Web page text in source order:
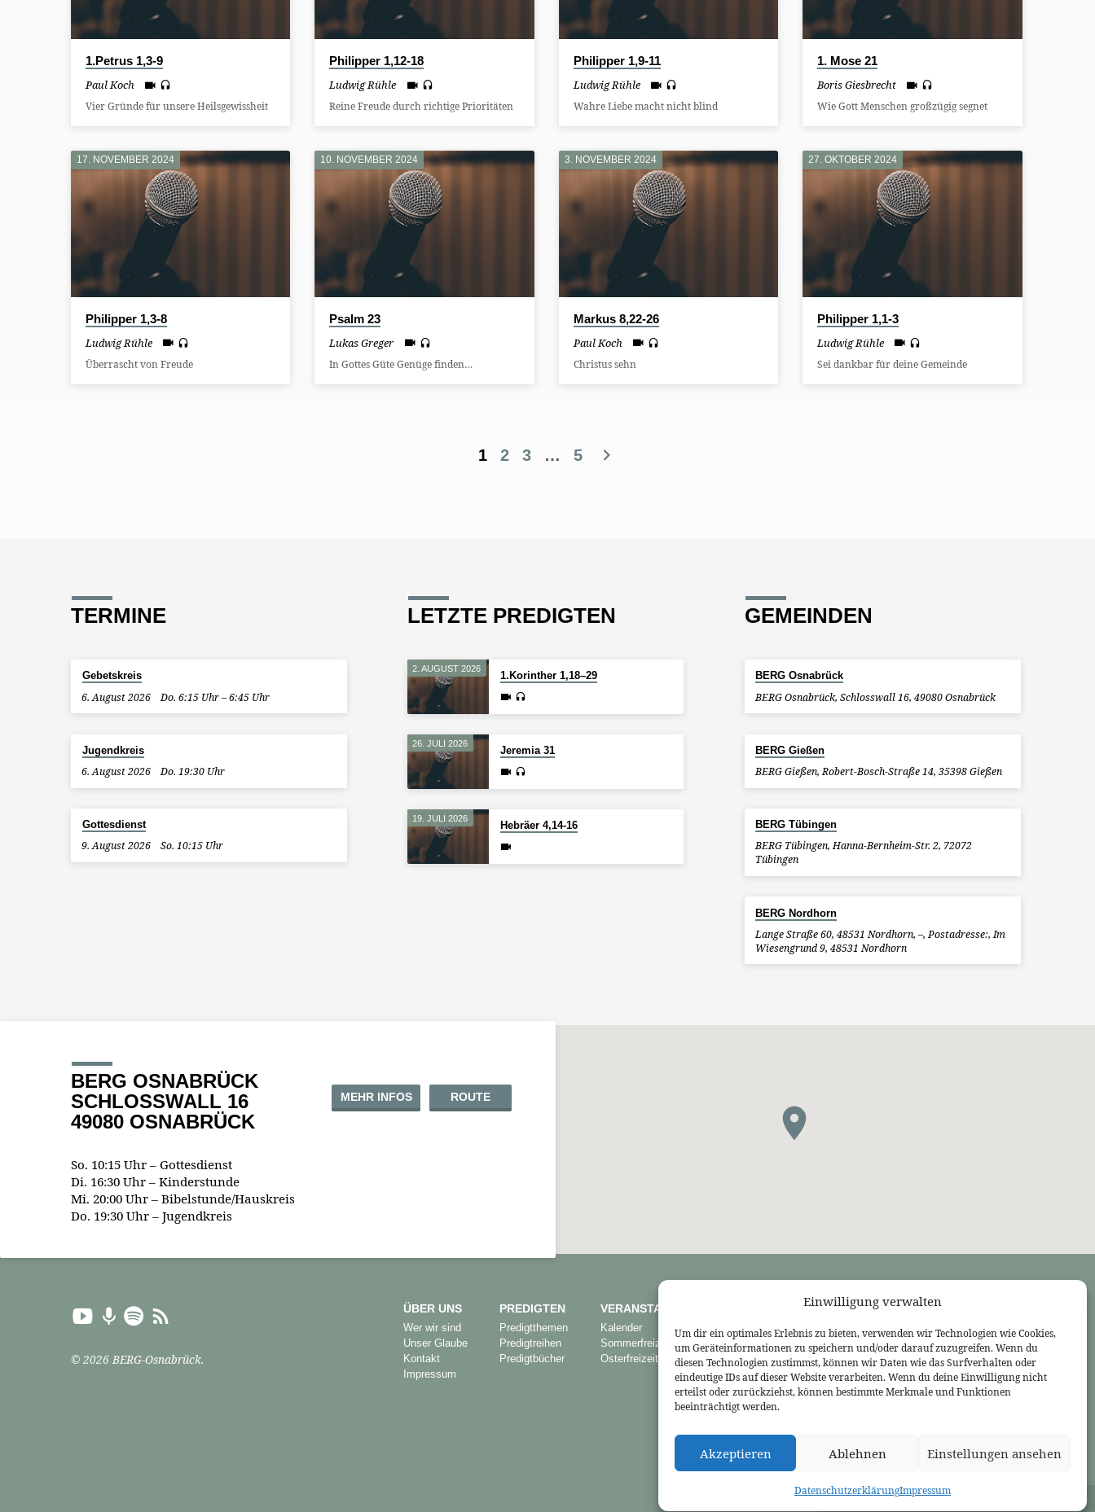
Einwilligung verwalten
Um dir ein optimales Erlebnis zu bieten, verwenden wir Technologien wie Cookies,
um Geräteinformationen zu speichern und/oder darauf zuzugreifen. Wenn du
diesen Technologien zustimmst, können wir Daten wie das Surfverhalten oder
eindeutige IDs auf dieser Website verarbeiten. Wenn du deine Einwilligung nicht
erteilst oder zurückziehst, können bestimmte Merkmale und Funktionen
beeinträchtigt werden.
Akzeptieren Ablehnen Einstellungen ansehen
DatenschutzerklärungImpressum
1.Petrus 1,3-9
Paul Koch
Vier Gründe für unsere Heilsgewissheit
Philipper 1,12-18
Ludwig Rühle
Reine Freude durch richtige Prioritäten
Philipper 1,9-11
Ludwig Rühle
Wahre Liebe macht nicht blind
1. Mose 21
Boris Giesbrecht
Wie Gott Menschen großzügig segnet
17. NOVEMBER 2024
Philipper 1,3-8
Ludwig Rühle
Überrascht von Freude
10. NOVEMBER 2024
Psalm 23
Lukas Greger
In Gottes Güte Genüge finden…
3. NOVEMBER 2024
Markus 8,22-26
Paul Koch
Christus sehn
27. OKTOBER 2024
Philipper 1,1-3
Ludwig Rühle
Sei dankbar für deine Gemeinde
1 2 3 … 5
TERMINE
Gebetskreis
6. August 2026 Do. 6:15 Uhr – 6:45 Uhr
Jugendkreis
6. August 2026 Do. 19:30 Uhr
Gottesdienst
9. August 2026 So. 10:15 Uhr
LETZTE PREDIGTEN
2. AUGUST 2026
1.Korinther 1,18–29
26. JULI 2026
Jeremia 31
19. JULI 2026
Hebräer 4,14-16
GEMEINDEN
BERG Osnabrück
BERG Osnabrück, Schlosswall 16, 49080 Osnabrück
BERG Gießen
BERG Gießen, Robert-Bosch-Straße 14, 35398 Gießen
BERG Tübingen
BERG Tübingen, Hanna-Bernheim-Str. 2, 72072
Tübingen
BERG Nordhorn
Lange Straße 60, 48531 Nordhorn, –, Postadresse:, Im
Wiesengrund 9, 48531 Nordhorn
BERG OSNABRÜCK
SCHLOSSWALL 16
49080 OSNABRÜCK
MEHR INFOS ROUTE
So. 10:15 Uhr – Gottesdienst
Di. 16:30 Uhr – Kinderstunde
Mi. 20:00 Uhr – Bibelstunde/Hauskreis
Do. 19:30 Uhr – Jugendkreis
© 2026 BERG-Osnabrück.
ÜBER UNS
Wer wir sind
Unser Glaube
Kontakt
Impressum
PREDIGTEN
Predigtthemen
Predigtreihen
Predigtbücher
VERANSTALTUNGEN
Kalender
Sommerfreizeit
Osterfreizeit
Bekennende Evangelisch-Reformierte Gemeinde Nordhorn
Bekennende Evangelisch-Reformierte Gemeinde Gießen
Bekennende Evangelisch-Reformierte Gemeinde Tübingen
Akademie für Reformatorische Theologie
Bekennende Kirche (kostenlose Zeitschrift)
Josia Blog
3L Verlag
Betanien Verlag